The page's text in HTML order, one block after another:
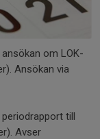
om LOK-
Ansökan via
till
Avser